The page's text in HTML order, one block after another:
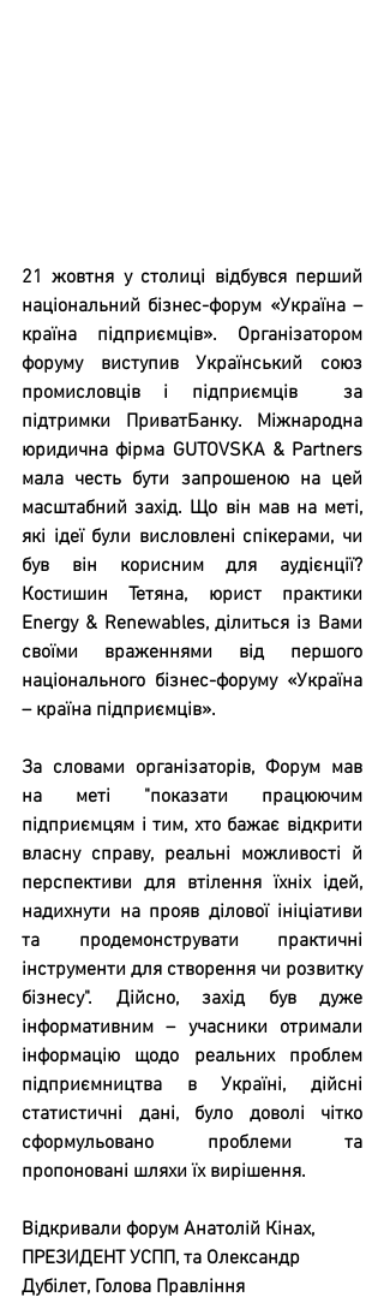
21 жовтня у столиці відбувся перший
національний бізнес-форум «Україна –
країна підприємців». Організатором
форуму виступив Український союз
промисловців і підприємців  за
підтримки ПриватБанку. Міжнародна
юридична фірма GUTOVSKA & Partners
мала честь бути запрошеною на цей
масштабний захід. Що він мав на меті,
які ідеї були висловлені спікерами, чи
був він корисним для аудієнції?
Костишин Тетяна, юрист практики
Energy & Renewables, ділиться із Вами
своїми враженнями від першого
національного бізнес-форуму «Україна
– країна підприємців».
За словами організаторів, Форум мав
на меті "показати працюючим
підприємцям і тим, хто бажає відкрити
власну справу, реальні можливості й
перспективи для втілення їхніх ідей,
надихнути на прояв ділової ініціативи
та продемонструвати практичні
інструменти для створення чи розвитку
бізнесу". Дійсно, захід був дуже
інформативним – учасники отримали
інформацію щодо реальних проблем
підприємництва в Україні, дійсні
статистичні дані, було доволі чітко
сформульовано проблеми та
пропоновані шляхи їх вирішення.
Відкривали форум Анатолій Кінах,
ПРЕЗИДЕНТ УСПП, та Олександр
Дубілет, Голова Правління